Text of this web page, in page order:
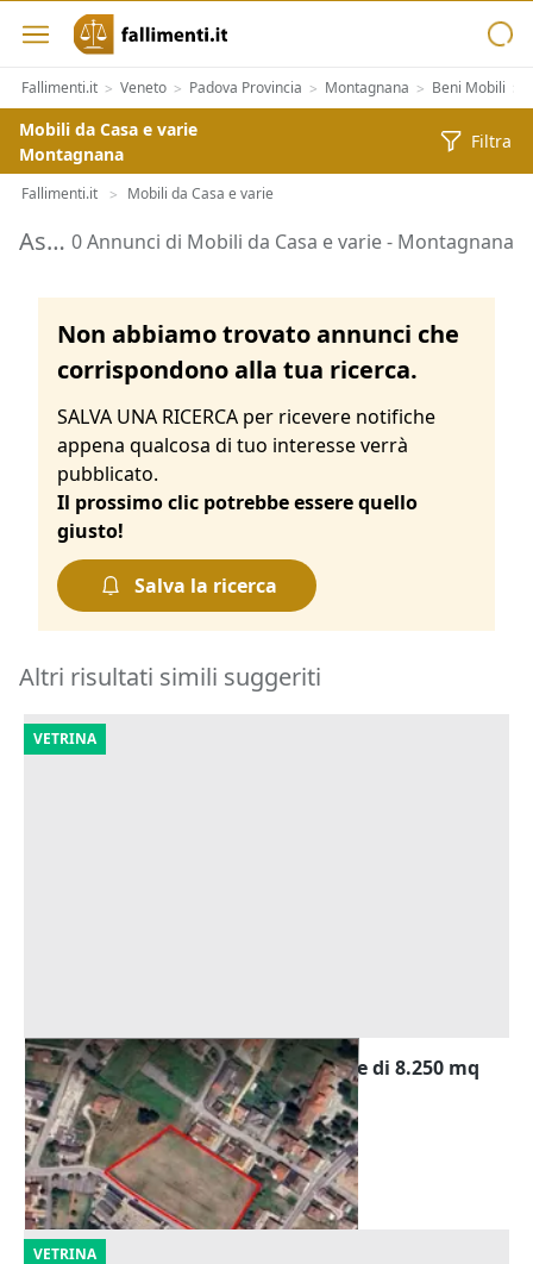
Fallimenti.it > Veneto > Padova Provincia > Montagnana > Beni Mobili
Mobili da Casa e varie
Montagnana
Filtra
Fallimenti.it > Mobili da Casa e varie
Aste di Mobili da Casa e varie Montagnana 0 Annunci di Mobili da Casa e varie - Montagnana
Non abbiamo trovato annunci che
corrispondono alla tua ricerca.
SALVA UNA RICERCA per ricevere notifiche
appena qualcosa di tuo interesse verrà
pubblicato.
Il prossimo clic potrebbe essere quello
giusto!
Salva la ricerca
Altri risultati simili suggeriti
VETRINA
Asta Terreno edificabile residenziale di 8.250 mq
Piacenza d'Adige (Padova)
Offerta minima
16.712 €
08/10/2026
VETRINA